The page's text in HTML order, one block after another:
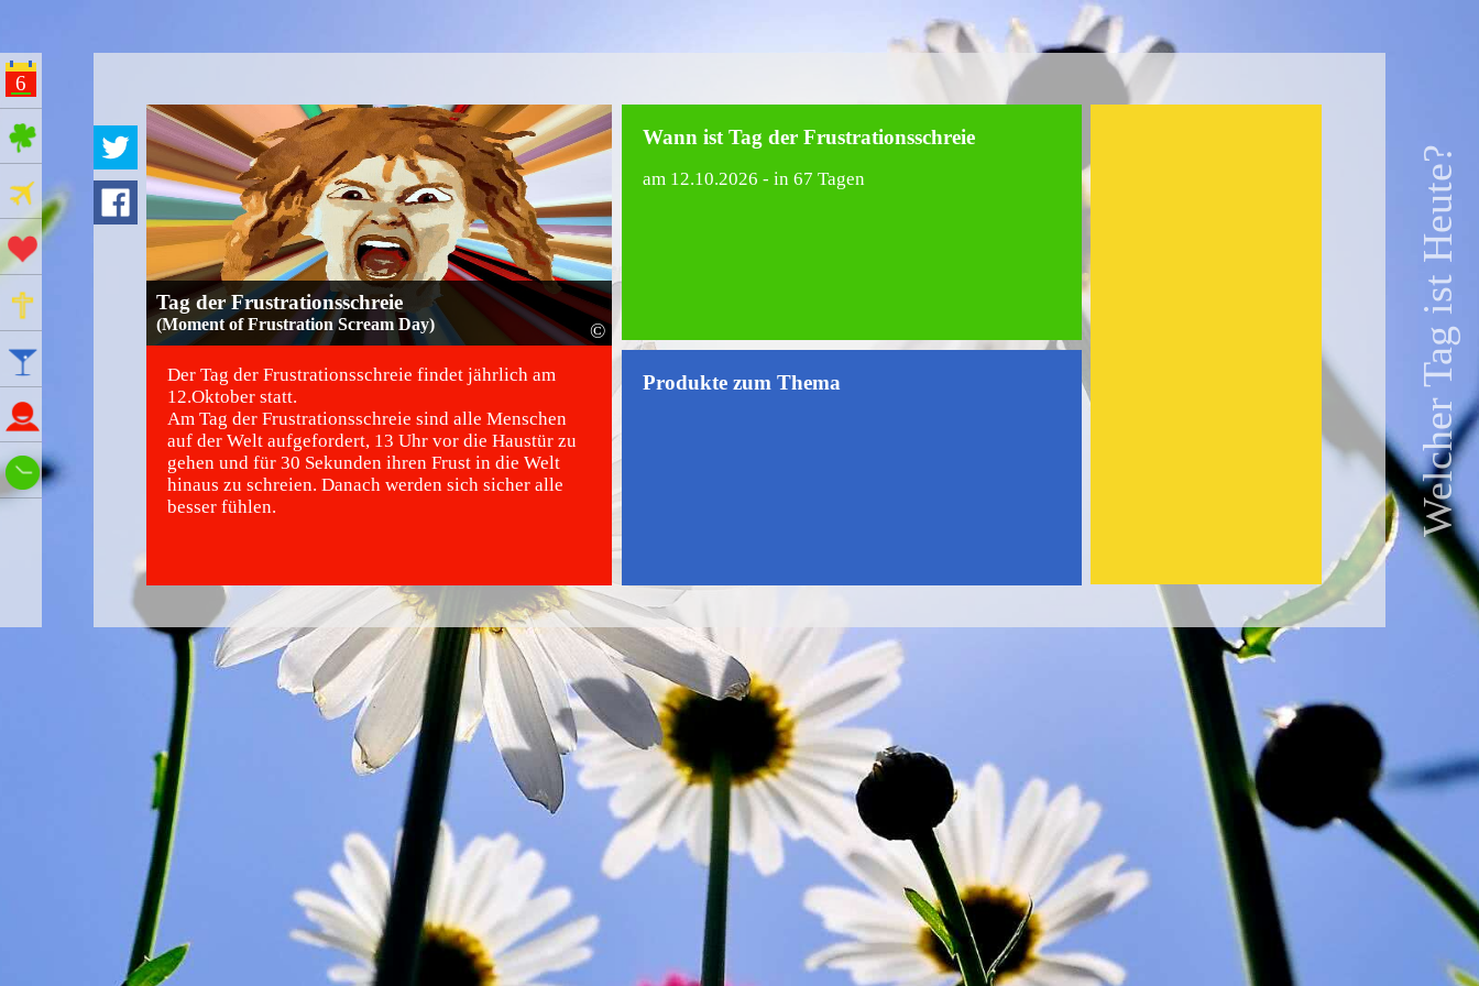
Welcher Tag ist Heute?
6
ges Feiertage
Ferien
Aktionstage
Gedenktage
Namenstage
Wie spät ist es?
Tag der Frustrationsschreie
(Moment of Frustration Scream Day) ©
Der Tag der Frustrationsschreie findet jährlich am
12.Oktober statt.
Am Tag der Frustrationsschreie sind alle Menschen
auf der Welt aufgefordert, 13 Uhr vor die Haustür zu
gehen und für 30 Sekunden ihren Frust in die Welt
hinaus zu schreien. Danach werden sich sicher alle
besser fühlen.
Wann ist Tag der Frustrationsschreie
am 12.10.2026 - in 67 Tagen
Produkte zum Thema